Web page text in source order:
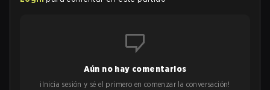
Aún no hay comentarios
¡Inicia sesión y sé el primero en comenzar la conversación!